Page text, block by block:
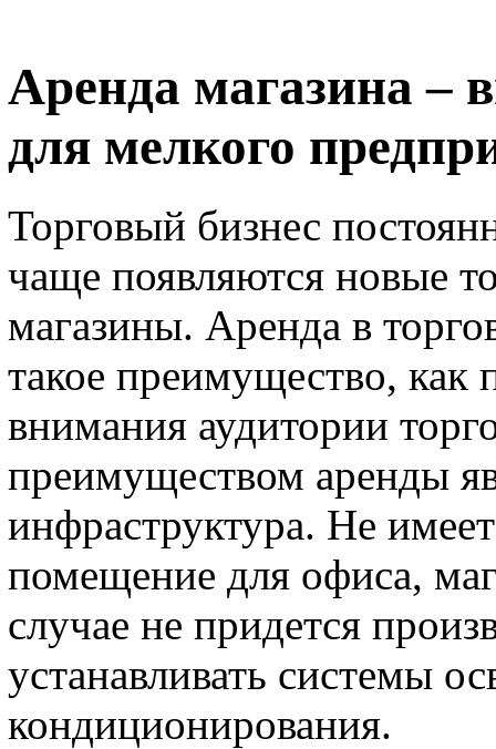
Аренда магазина –
для мелкого
Торговый бизнес
чаще появляются новые
магазины. Аренда в
такое преимущество, как
внимания аудитории
преимуществом аренды
инфраструктура. Не
помещение для офиса,
случае не придется
устанавливать системы
кондиционирования.